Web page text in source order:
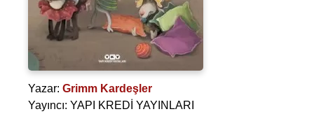
Yazar: Grimm Kardeşler
Yayıncı: YAPI KREDİ YAYINLARI